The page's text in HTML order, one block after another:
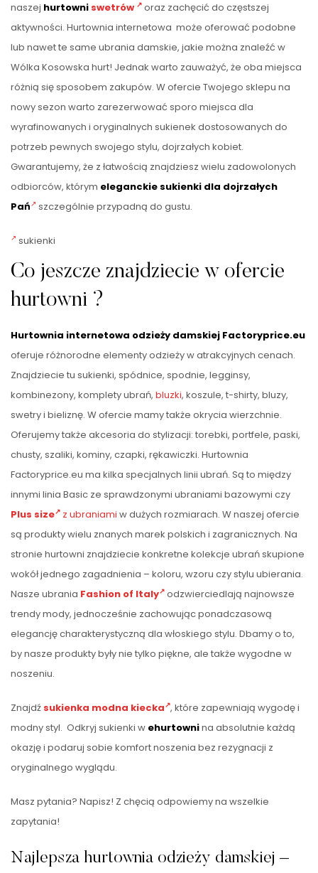
naszej hurtowni swetrów
oraz zachęcić do częstszej
aktywności. Hurtownia internetowa może oferować podobne
lub nawet te same ubrania damskie, jakie można znaleźć w
Wólka Kosowska hurt! Jednak warto zauważyć, że oba miejsca
różnią się sposobem zakupów. W ofercie Twojego sklepu na
nowy sezon warto zarezerwować sporo miejsca dla
wyrafinowanych i oryginalnych sukienek dostosowanych do
potrzeb pewnych swojego stylu, dojrzałych kobiet.
Gwarantujemy, że z łatwością znajdziesz wielu zadowolonych
odbiorców, którym eleganckie sukienki dla dojrzałych
Pań
szczególnie przypadną do gustu.
sukienki
Co jeszcze znajdziecie w ofercie
hurtowni ?
Hurtownia internetowa odzieży damskiej Factoryprice.eu
oferuje różnorodne elementy odzieży w atrakcyjnych cenach.
Znajdziecie tu sukienki, spódnice, spodnie, legginsy,
kombinezony, komplety ubrań, bluzki, koszule, t-shirty, bluzy,
swetry i bieliznę. W ofercie mamy także okrycia wierzchnie.
Oferujemy także akcesoria do stylizacji: torebki, portfele, paski,
chusty, szaliki, kominy, czapki, rękawiczki. Hurtownia
Factoryprice.eu ma kilka specjalnych linii ubrań. Są to między
innymi linia Basic ze sprawdzonymi ubraniami bazowymi czy
Plus size
z ubraniami w dużych rozmiarach. W naszej ofercie
są produkty wielu znanych marek polskich i zagranicznych. Na
stronie hurtowni znajdziecie konkretne kolekcje ubrań skupione
wokół jednego zagadnienia – koloru, wzoru czy stylu ubierania.
Nasze ubrania Fashion of Italy odzwierciedlają najnowsze
trendy mody, jednocześnie zachowując ponadczasową
elegancję charakterystyczną dla włoskiego stylu. Dbamy o to,
by nasze produkty były nie tylko piękne, ale także wygodne w
noszeniu.
Znajdź sukienka modna kiecka , które zapewniają wygodę i
modny styl. Odkryj sukienki w ehurtownina absolutnie każdą
okazję i podaruj sobie komfort noszenia bez rezygnacji z
oryginalnego wyglądu.
Masz pytania? Napisz! Z chęcią odpowiemy na wszelkie
zapytania!
Najlepsza hurtownia odzieży damskiej –